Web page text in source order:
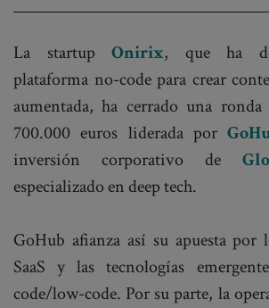
La startup Onirix, que ha
plataforma no-code para crear
aumentada, ha cerrado una
700.000 euros liderada por
inversión corporativo de
especializado en deep tech.
GoHub afianza así su apuesta por
SaaS y las tecnologías
code/low-code. Por su parte, la